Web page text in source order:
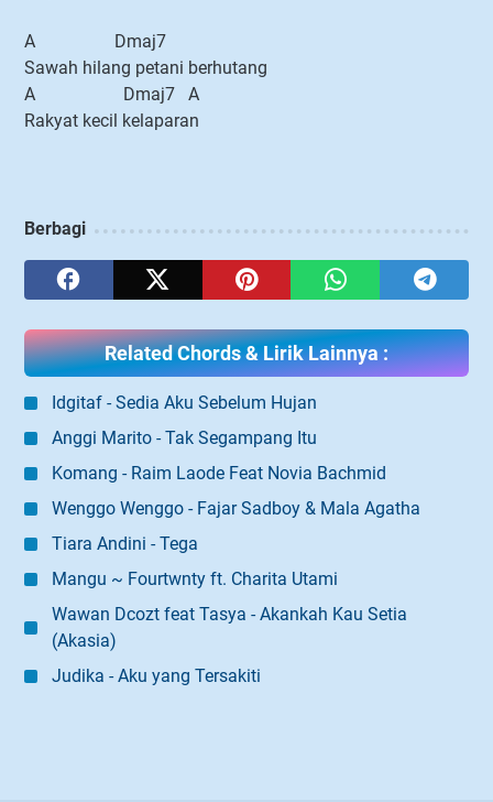
A Dmaj7
Sawah hilang petani berhutang
A Dmaj7 A
Rakyat kecil kelaparan
Berbagi
Related Chords & Lirik Lainnya :
Idgitaf - Sedia Aku Sebelum Hujan
Anggi Marito - Tak Segampang Itu
Komang - Raim Laode Feat Novia Bachmid
Wenggo Wenggo - Fajar Sadboy & Mala Agatha
Tiara Andini - Tega
Mangu ~ Fourtwnty ft. Charita Utami
Wawan Dcozt feat Tasya - Akankah Kau Setia
(Akasia)
Judika - Aku yang Tersakiti